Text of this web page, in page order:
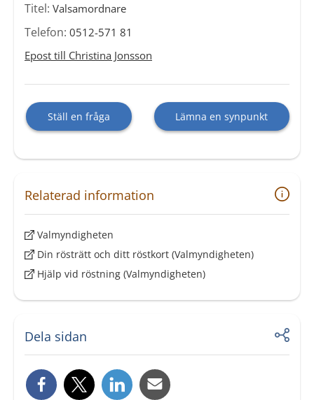
Titel: Valsamordnare
Telefon: 0512-571 81
Epost till Christina Jonsson
Ställ en fråga Lämna en synpunkt
Relaterad information
Valmyndigheten
Din rösträtt och ditt röstkort (Valmyndigheten)
Hjälp vid röstning (Valmyndigheten)
Dela sidan